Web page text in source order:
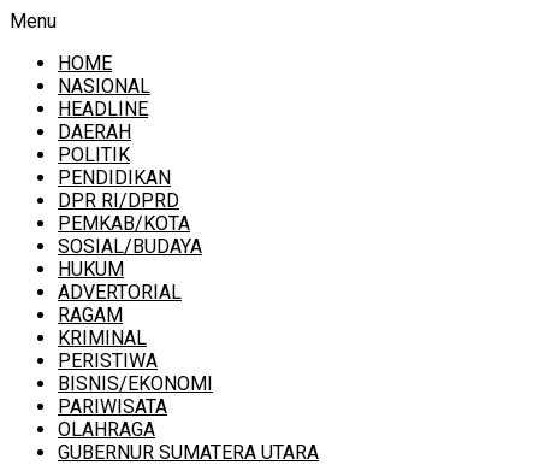
Menu
HOME
NASIONAL
HEADLINE
DAERAH
POLITIK
PENDIDIKAN
DPR RI/DPRD
PEMKAB/KOTA
SOSIAL/BUDAYA
HUKUM
ADVERTORIAL
RAGAM
KRIMINAL
PERISTIWA
BISNIS/EKONOMI
PARIWISATA
OLAHRAGA
GUBERNUR SUMATERA UTARA